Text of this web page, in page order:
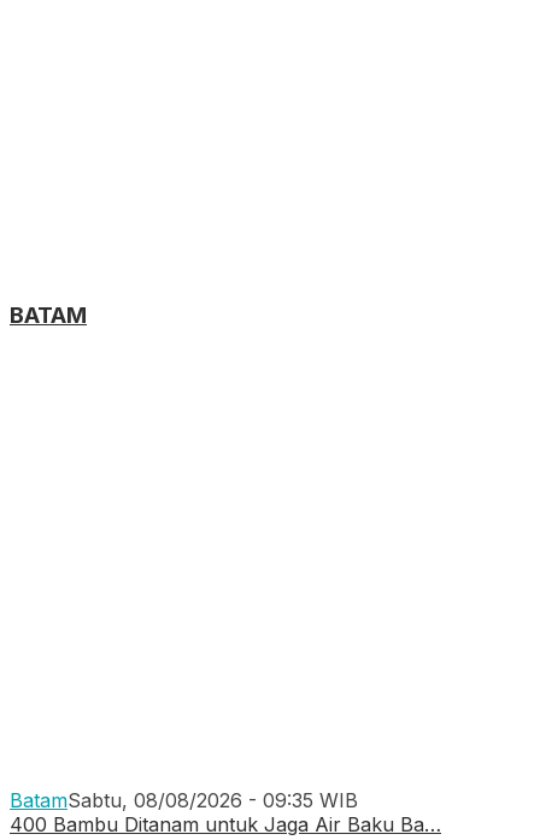
BATAM
BatamSabtu, 08/08/2026 - 09:35 WIB
400 Bambu Ditanam untuk Jaga Air Baku Ba…